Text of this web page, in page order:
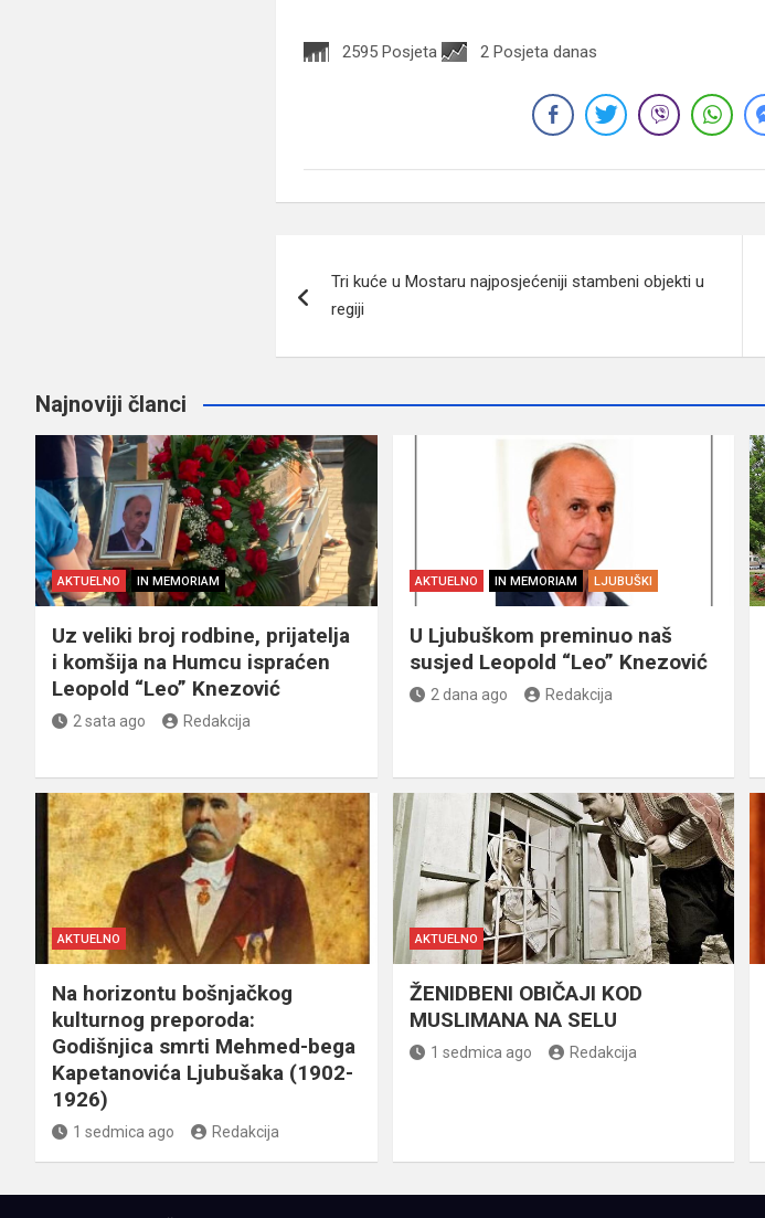
2595 Posjeta 2 Posjeta danas
članaka
Tri kuće u Mostaru najposjećeniji stambeni objekti u
regiji
Najnoviji članci
AKTUELNO IN MEMORIAM
Uz veliki broj rodbine, prijatelja
i komšija na Humcu ispraćen
Leopold “Leo” Knezović
2 sata ago Redakcija
AKTUELNO IN MEMORIAM LJUBUŠKI
U Ljubuškom preminuo naš
susjed Leopold “Leo” Knezović
2 dana ago Redakcija
AKTUELNO
Na horizontu bošnjačkog
kulturnog preporoda:
Godišnjica smrti Mehmed-bega
Kapetanovića Ljubušaka (1902-
1926)
1 sedmica ago Redakcija
AKTUELNO
ŽENIDBENI OBIČAJI KOD
MUSLIMANA NA SELU
1 sedmica ago Redakcija